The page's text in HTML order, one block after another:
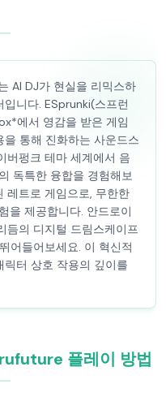
AI DJ가 현실을 리믹스하
니다. ESprunki(스프런
에서 영감을 받은 게임
통해 진화하는 사운드스
버펑크 테마 세계에서 음
독특한 융합을 경험해보
레트로 게임으로, 무한한
을 제공합니다. 안드로이
듬의 디지털 드림스케이프
어들어보세요. 이 혁신적
터 상호 작용의 깊이를
플레이 방법